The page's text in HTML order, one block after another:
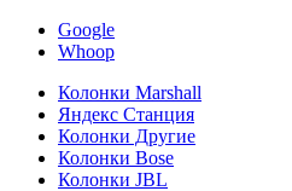
Google
Whoop
Колонки Marshall
Яндекс Станция
Колонки Другие
Колонки Bose
Колонки JBL